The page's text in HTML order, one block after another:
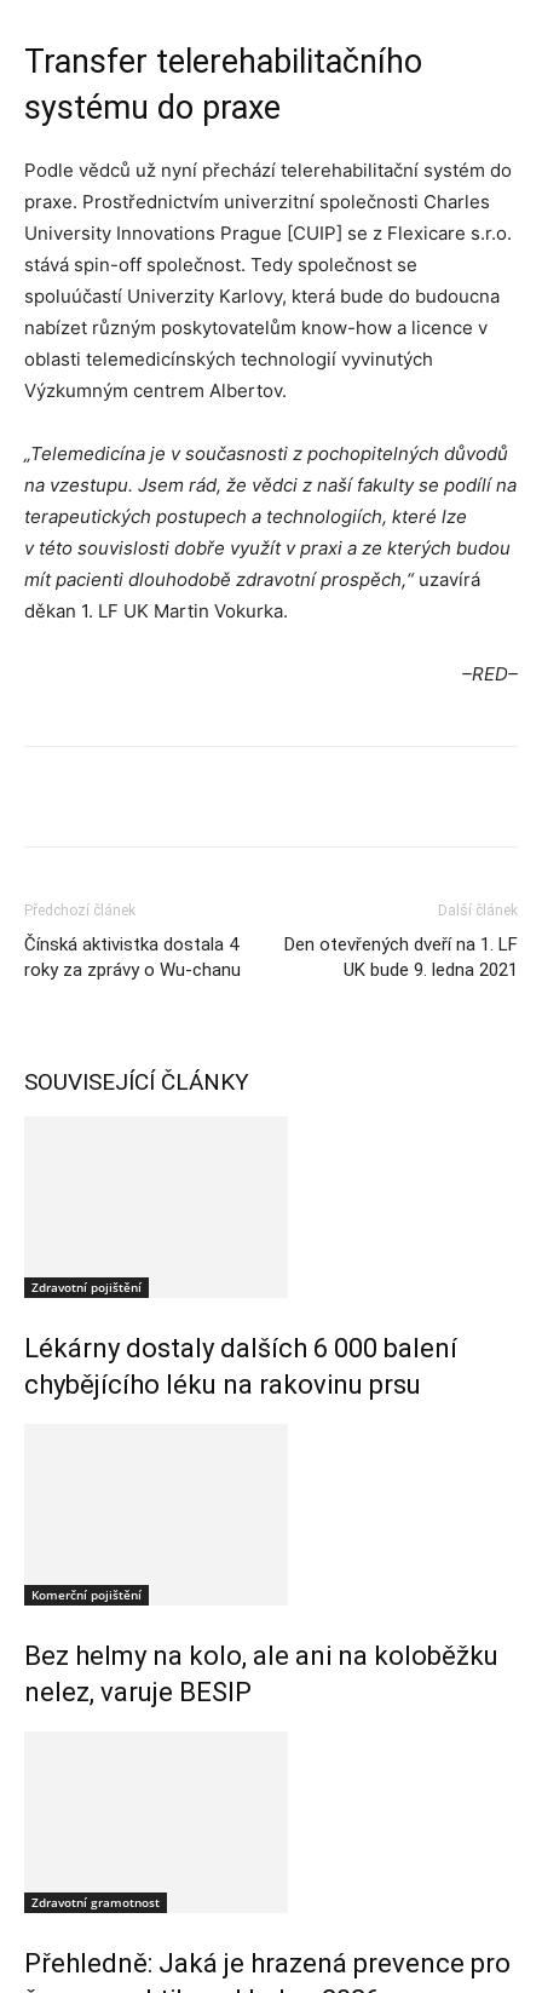
Transfer telerehabilitačního
systému do praxe
Podle vědců už nyní přechází telerehabilitační systém do
praxe. Prostřednictvím univerzitní společnosti Charles
University Innovations Prague [CUIP] se z Flexicare s.r.o.
stává spin-off společnost. Tedy společnost se
spoluúčastí Univerzity Karlovy, která bude do budoucna
nabízet různým poskytovatelům know-how a licence v
oblasti telemedicínských technologií vyvinutých
Výzkumným centrem Albertov.
„Telemedicína je v současnosti z pochopitelných důvodů
na vzestupu. Jsem rád, že vědci z naší fakulty se podílí na
terapeutických postupech a technologiích, které lze
v této souvislosti dobře využít v praxi a ze kterých budou
mít pacienti dlouhodobě zdravotní prospěch,“uzavírá
děkan 1. LF UK Martin Vokurka.
–RED–
Předchozí článek
Čínská aktivistka dostala 4
roky za zprávy o Wu-chanu
Další článek
Den otevřených dveří na 1. LF
UK bude 9. ledna 2021
SOUVISEJÍCÍ ČLÁNKY
Zdravotní pojištění
Lékárny dostaly dalších 6 000 balení
chybějícího léku na rakovinu prsu
Komerční pojištění
Bez helmy na kolo, ale ani na koloběžku
nelez, varuje BESIP
Zdravotní gramotnost
Přehledně: Jaká je hrazená prevence pro